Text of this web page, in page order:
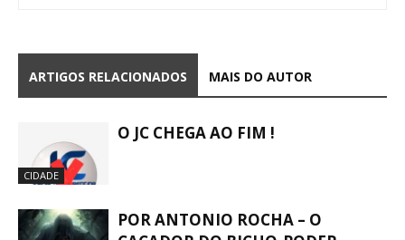
ARTIGOS RELACIONADOS MAIS DO AUTOR
CIDADE
O JC CHEGA AO FIM !
POR ANTONIO ROCHA – O